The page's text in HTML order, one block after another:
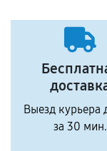
Выезд курьера
за 30 мин.